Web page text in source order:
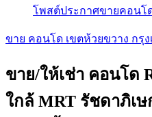
โพสต์ประกาศขายคอนโ
ขาย คอนโด เขตห้วยขวาง กรุง
ขาย/ให้เช่า คอนโด
ใกล้ MRT รัชดาภิเ